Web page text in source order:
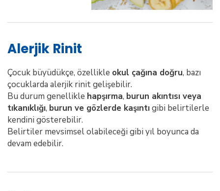
Alerjik Rinit
Çocuk büyüdükçe, özellikle okul çağına doğru, bazı
çocuklarda alerjik rinit gelişebilir.
Bu durum genellikle hapşırma, burun akıntısı veya
tıkanıklığı, burun ve gözlerde kaşıntıgibi belirtilerle
kendini gösterebilir.
Belirtiler mevsimsel olabileceği gibi yıl boyunca da
devam edebilir.